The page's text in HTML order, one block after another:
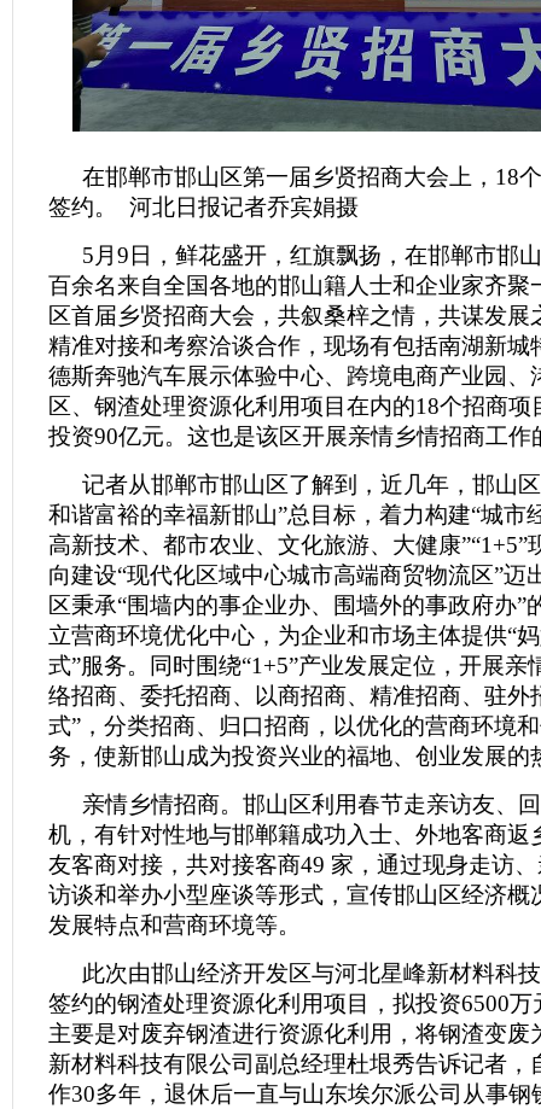
在邯郸市邯山区第一届乡贤招商大会上，18
签约。 河北日报记者乔宾娟摄
5月9日，鲜花盛开，红旗飘扬，在邯郸市邯
百余名来自全国各地的邯山籍人士和企业家齐聚
区首届乡贤招商大会，共叙桑梓之情，共谋发展
精准对接和考察洽谈合作，现场有包括南湖新城
德斯奔驰汽车展示体验中心、跨境电商产业园、
区、钢渣处理资源化利用项目在内的18个招商项
投资90亿元。这也是该区开展亲情乡情招商工作
记者从邯郸市邯山区了解到，近几年，邯山
和谐富裕的幸福新邯山”总目标，着力构建“城市
高新技术、都市农业、文化旅游、大健康”“1+5”
向建设“现代化区域中心城市高端商贸物流区”迈
区秉承“围墙内的事企业办、围墙外的事政府办”
立营商环境优化中心，为企业和市场主体提供“
式”服务。同时围绕“1+5”产业发展定位，开展亲
络招商、委托招商、以商招商、精准招商、驻外
式”，分类招商、归口招商，以优化的营商环境
务，使新邯山成为投资兴业的福地、创业发展的
亲情乡情招商。邯山区利用春节走亲访友、
机，有针对性地与邯郸籍成功入士、外地客商返
友客商对接，共对接客商49 家，通过现身走访
访谈和举办小型座谈等形式，宣传邯山区经济概
发展特点和营商环境等。
此次由邯山经济开发区与河北星峰新材料科
签约的钢渣处理资源化利用项目，拟投资6500万
主要是对废弃钢渣进行资源化利用，将钢渣变废
新材料科技有限公司副总经理杜垠秀告诉记者，
作30多年，退休后一直与山东埃尔派公司从事钢